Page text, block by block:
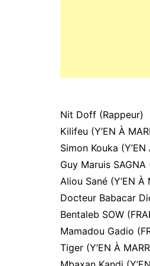
Nit Doff (Rappeur)
Kilifeu (Y’EN À
Simon Kouka (Y’EN
Guy Maruis SAGNA
Aliou Sané (Y’EN À
Docteur Babacar
Bentaleb SOW
Mamadou Gadio
Tiger (Y’EN À